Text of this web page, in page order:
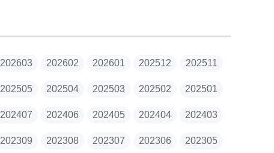
202603 202602 202601 202512 202511
202505 202504 202503 202502 202501
202407 202406 202405 202404 202403
202309 202308 202307 202306 202305